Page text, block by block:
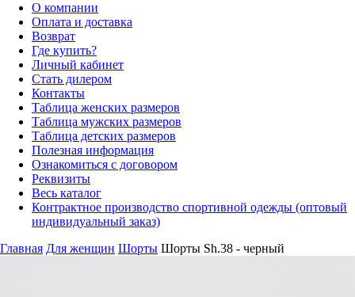
О компании
Оплата и доставка
Возврат
Где купить?
Личный кабинет
Стать дилером
Контакты
Таблица женских размеров
Таблица мужских размеров
Таблица детских размеров
Полезная информация
Ознакомиться с договором
Реквизиты
Весь каталог
Контрактное производство спортивной одежды (оптовый
индивидуальный заказ)
Главная Для женщин Шорты Шорты Sh.38 - черный